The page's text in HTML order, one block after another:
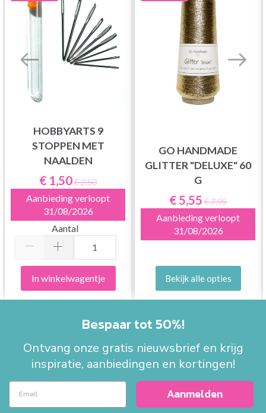
HOBBYARTS 9
STOPPEN MET
NAALDEN
€ 1,50€ 2,50
Aanbieding verloopt
31/08/2026
Aantal
In winkelwagentje
GO HANDMADE
GLITTER "DELUXE" 60
G
€ 5,55 € 7,95
Aanbieding verloopt
31/08/2026
Bekijk alle opties
Bespaar tot 50%!
Ontvang onze gratis nieuwsbrief en krijg
inspiratie, aanbiedingen en kortingen!
Aanmelden